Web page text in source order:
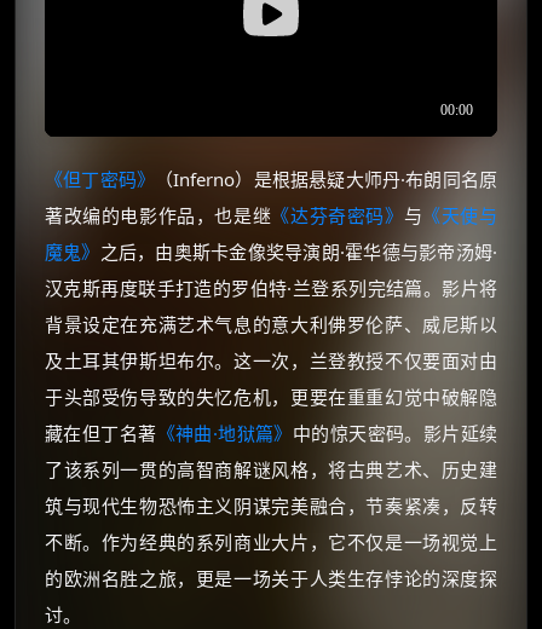
《但丁密码》
（Inferno）是根据悬疑大师丹·布朗同名原
著改编的电影作品，也是继 《达芬奇密码》 与 《天使与
魔鬼》 之后，由奥斯卡金像奖导演朗·霍华德与影帝汤姆·
汉克斯再度联手打造的罗伯特·兰登系列完结篇。影片将
背景设定在充满艺术气息的意大利佛罗伦萨、威尼斯以
及土耳其伊斯坦布尔。这一次，兰登教授不仅要面对由
于头部受伤导致的失忆危机，更要在重重幻觉中破解隐
藏在但丁名著 《神曲·地狱篇》 中的惊天密码。影片延续
了该系列一贯的高智商解谜风格，将古典艺术、历史建
筑与现代生物恐怖主义阴谋完美融合，节奏紧凑，反转
不断。作为经典的系列商业大片，它不仅是一场视觉上
的欧洲名胜之旅，更是一场关于人类生存悖论的深度探
讨。